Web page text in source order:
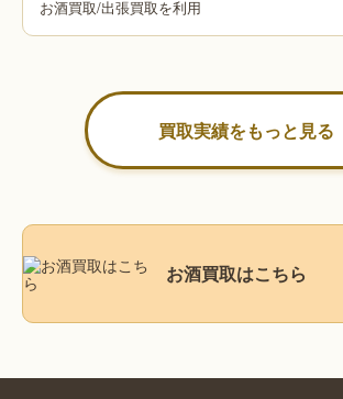
お酒買取/出張買取を利用
買取実績をもっと見る
お酒買取はこちら